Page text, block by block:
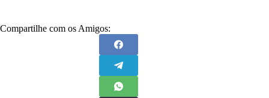
Compartilhe com os Amigos: